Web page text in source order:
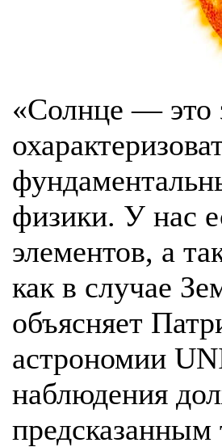
«Солнце — это
физики. У нас
элементов, а
как в случае
объясняет
астрономии
наблюдения